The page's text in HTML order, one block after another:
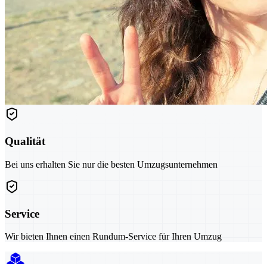
Qualität
Bei uns erhalten Sie nur die besten Umzugsunternehmen
Service
Wir bieten Ihnen einen Rundum-Service für Ihren Umzug